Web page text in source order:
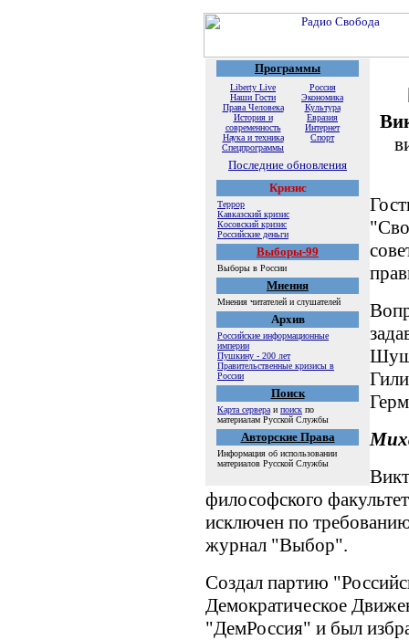
Программы
Liberty Live
Наши Гости
Права Человека
История и
современность
Наука и техника
Спецпрограммы
Россия
Экономика
Культура
Евразия
Интернет
Спорт
Последние обновления
Кризис
Террор
Кавказский кризис
Косовский кризис
Российские деньги
Выборы-99
Выборы в России
Мнения
Мнения читателей и слушателей
Архив
Российские информационные
империи
Пушкину - 200 лет
Правительственные кризисы в
России
Поиск
Карта сервера и поиск по
материалам Русской Службы
Авторские Права
Информация об использовании
материалов Русской Службы
философского
исключен по
журнал "Выбор".
Создал партию
Демократическое
"ДемРоссия" и был